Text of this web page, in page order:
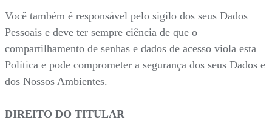
Você também é responsável pelo sigilo dos seus Dados
Pessoais e deve ter sempre ciência de que o
compartilhamento de senhas e dados de acesso viola esta
Política e pode comprometer a segurança dos seus Dados e
dos Nossos Ambientes.
DIREITO DO TITULAR